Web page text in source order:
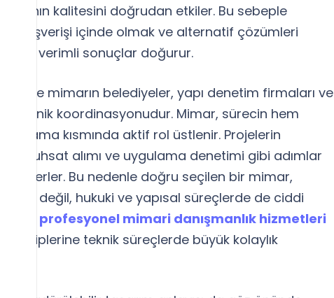
yapının kalitesini doğrudan etkiler. Bu sebeple
alışverişi içinde olmak ve alternatif çözümleri
verimli sonuçlar doğurur.
ise mimarın belediyeler, yapı denetim firmaları ve
teknik koordinasyonudur. Mimar, sürecin hem
kısmında aktif rol üstlenir. Projelerin
ruhsat alımı ve uygulama denetimi gibi adımlar
ilerler. Bu nedenle doğru seçilen bir mimar,
değil, hukuki ve yapısal süreçlerde de ciddi
profesyonel mimari danışmanlık hizmetleri
sahiplerine teknik süreçlerde büyük kolaylık